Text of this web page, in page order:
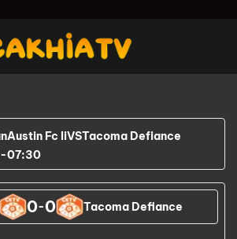
Austin Fc IiVSTacoma Defiance
-07:30
0-0 Tacoma Defiance